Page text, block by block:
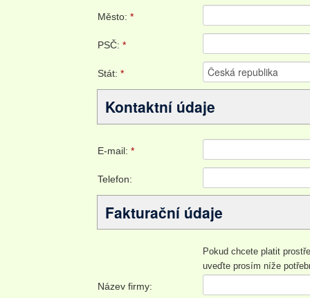
Město: *
PSČ: *
Stát: *
Kontaktní údaje
E-mail: *
Telefon:
Fakturační údaje
Pokud chcete platit
uveďte prosím níže
Název firmy: